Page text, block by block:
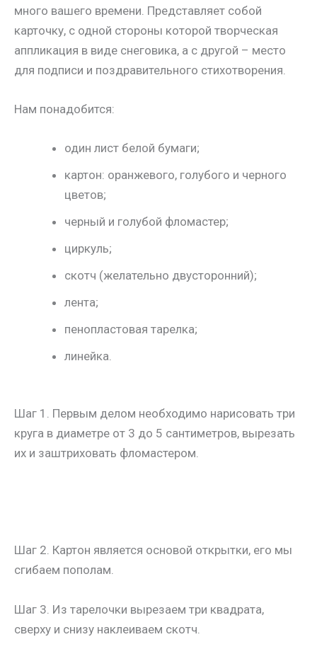
много вашего времени. Представляет собой
карточку, с одной стороны которой творческая
аппликация в виде снеговика, а с другой – место
для подписи и поздравительного стихотворения.
Нам понадобится:
один лист белой бумаги;
картон: оранжевого, голубого и черного
цветов;
черный и голубой фломастер;
циркуль;
скотч (желательно двусторонний);
лента;
пенопластовая тарелка;
линейка.
Шаг 1. Первым делом необходимо нарисовать три
круга в диаметре от 3 до 5 сантиметров, вырезать
их и заштриховать фломастером.
Шаг 2. Картон является основой открытки, его мы
сгибаем пополам.
Шаг 3. Из тарелочки вырезаем три квадрата,
сверху и снизу наклеиваем скотч.